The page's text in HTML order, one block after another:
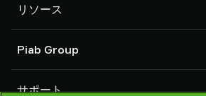
サクションカップおよびソフトグリッパー
ロボットアームエンドツール（EOAT)コンポー
ロボットおよび協働ロボット（コボット）用グ
システムおよびソリューションアクセサリー
粉体搬送用バキュームコンベア
リソース
製品コンフィグレーター
販売取引条件
個人情報の取扱いについて
Piab Group
グローバル組織
サポート